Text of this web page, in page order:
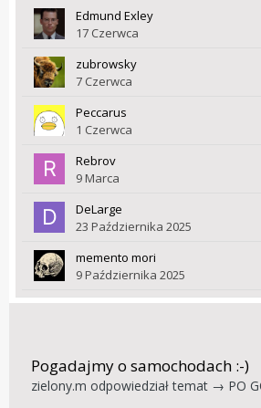
Edmund Exley
17 Czerwca
zubrowsky
7 Czerwca
Peccarus
1 Czerwca
Rebrov
9 Marca
DeLarge
23 Października 2025
memento mori
9 Października 2025
Pogadajmy o samochodach :-)
zielony.m odpowiedział temat → PO